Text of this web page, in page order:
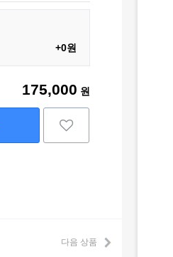
+0원
175,000 원
다음 상품